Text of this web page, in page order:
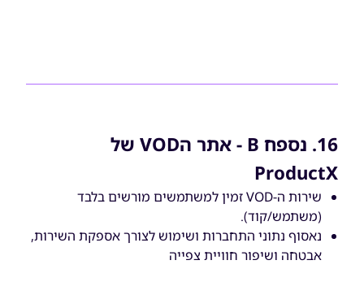
16. נספח B - אתר הVOD של
ProductX
שירות ה-VOD זמין למשתמשים מורשים בלבד
(משתמש/קוד).
נאסוף נתוני התחברות ושימוש לצורך אספקת השירות,
אבטחה ושיפור חוויית צפייה